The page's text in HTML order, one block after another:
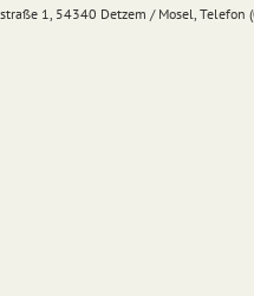
1, 54340 Detzem / Mosel,